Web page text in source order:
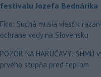
festivalu Jozefa Bednárika
Fico: Suchá musia viesť k
ochrane vody na Slovensku
POZOR NA HARÚČAVY:
prvého stupňa pred teplom